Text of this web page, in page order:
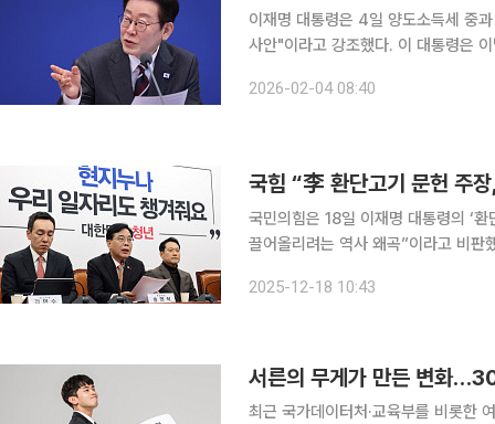
이재명 대통령은 4일 양도소득세 중
사안"이라고 강조했다. 이 대통령은 이날 자신의 엑스(x, 구 트위터)에 "부동산 투자 투기하며 또 연
다"면서 이같이 밝혔다. 해당 게시물
2026-02-04 08:40
국힘 “李 환단고기 문헌 주
국민의힘은 18일 이재명 대통령의 ‘
끌어올리려는 역사 왜곡”이라고 비판
명 대통령은 스스로 환빠(환단고기 추
2025-12-18 10:43
서른의 무게가 만든 변화
최근 국가데이터처·교육부를 비롯한